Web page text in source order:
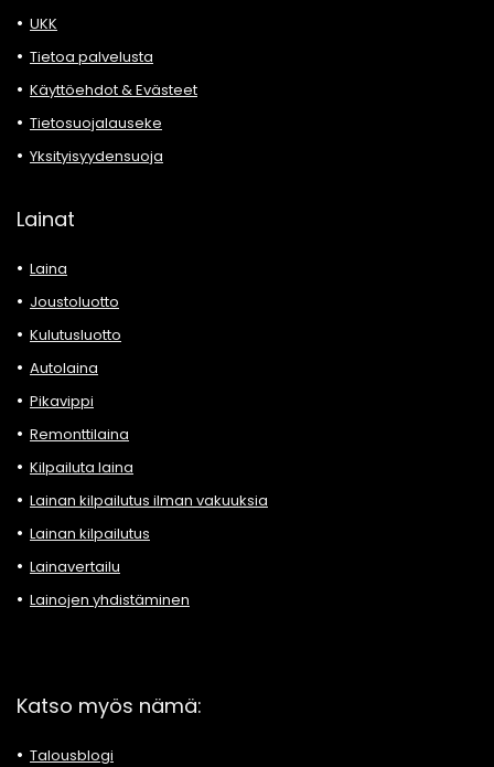
UKK
Tietoa palvelusta
Käyttöehdot & Evästeet
Tietosuojalauseke
Yksityisyydensuoja
Lainat
Laina
Joustoluotto
Kulutusluotto
Autolaina
Pikavippi
Remonttilaina
Kilpailuta laina
Lainan kilpailutus ilman vakuuksia
Lainan kilpailutus
Lainavertailu
Lainojen yhdistäminen
Katso myös nämä:
Talousblogi